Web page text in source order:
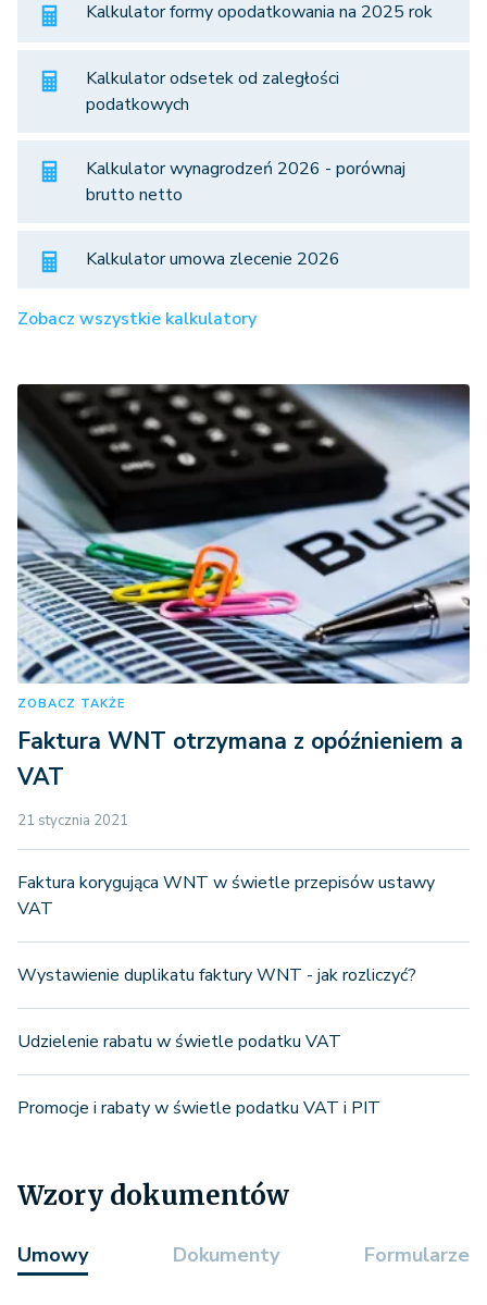
Kalkulator formy opodatkowania na 2025 rok
Kalkulator odsetek od zaległości
podatkowych
Kalkulator wynagrodzeń 2026 - porównaj
brutto netto
Kalkulator umowa zlecenie 2026
Zobacz wszystkie kalkulatory
ZOBACZ TAKŻE
Faktura WNT otrzymana z opóźnieniem a
VAT
21 stycznia 2021
Faktura korygująca WNT w świetle przepisów ustawy
VAT
Wystawienie duplikatu faktury WNT - jak rozliczyć?
Udzielenie rabatu w świetle podatku VAT
Promocje i rabaty w świetle podatku VAT i PIT
Wzory dokumentów
Umowy Dokumenty Formularze